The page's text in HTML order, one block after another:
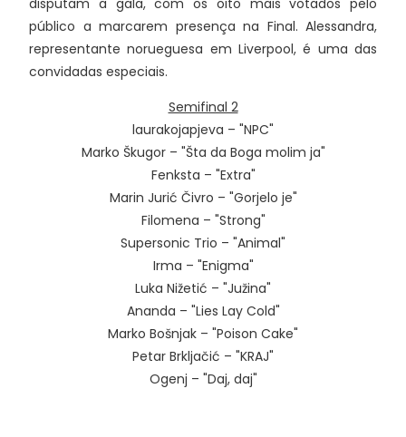
disputam a gala, com os oito mais votados pelo
público a marcarem presença na Final. Alessandra,
representante norueguesa em Liverpool, é uma das
convidadas especiais.
Semifinal 2
laurakojapjeva – "NPC"
Marko Škugor – "Šta da Boga molim ja"
Fenksta – "Extra"
Marin Jurić Čivro – "Gorjelo je"
Filomena – "Strong"
Supersonic Trio – "Animal"
Irma – "Enigma"
Luka Nižetić – "Južina"
Ananda – "Lies Lay Cold"
Marko Bošnjak – "Poison Cake"
Petar Brkljačić – "KRAJ"
Ogenj – "Daj, daj"